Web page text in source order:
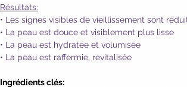
Résultats:
• Les signes visibles de vieillissement sont
• La peau est douce et visiblement plus lisse
• La peau est hydratée et volumisée
• La peau est raffermie, revitalisée
Ingrédients clés: